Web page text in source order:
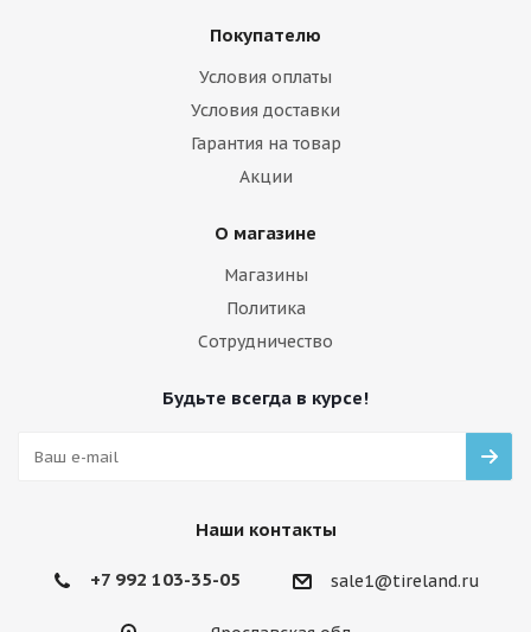
Покупателю
Условия оплаты
Условия доставки
Гарантия на товар
Акции
О магазине
Магазины
Политика
Сотрудничество
Будьте всегда в курсе!
Наши контакты
+7 992 103-35-05 sale1@tireland.ru